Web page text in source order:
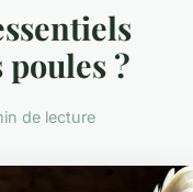
?
de lecture